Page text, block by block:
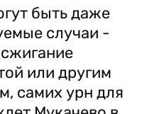
быть даже
случаи -
или другим
самих урн для